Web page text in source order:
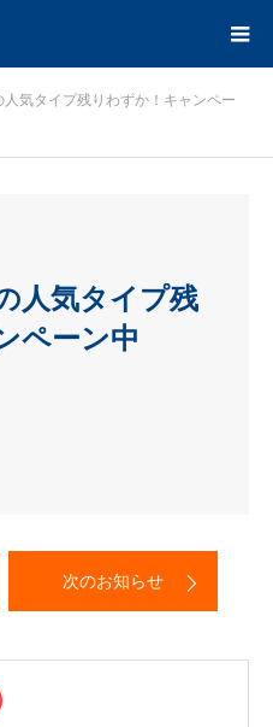
人気タイプ残りわずか！キャンペー
人気タイプ残
ペーン中
次のお知らせ